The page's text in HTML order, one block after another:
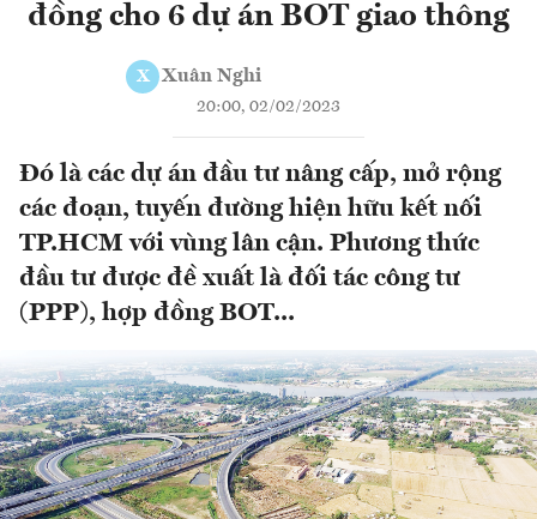
đồng cho 6 dự án BOT giao thông
X Xuân Nghi
20:00, 02/02/2023
Đó là các dự án đầu tư nâng cấp, mở rộng
các đoạn, tuyến đường hiện hữu kết nối
TP.HCM với vùng lân cận. Phương thức
đầu tư được đề xuất là đối tác công tư
(PPP), hợp đồng BOT...